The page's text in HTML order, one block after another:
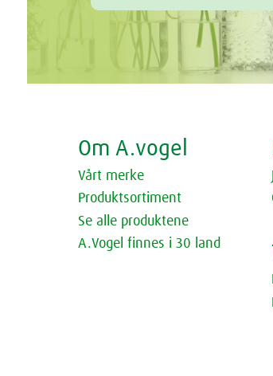
Om A.vogel
Vårt merke
Produktsortiment
Se alle produktene
A.Vogel finnes i 30 land